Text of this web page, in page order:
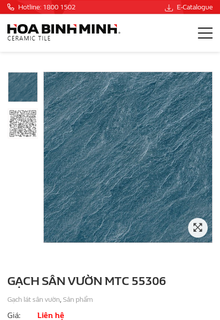
Hotline: 1800 1502 E-Catalogue
GẠCH SÂN VƯỜN MTC 55306
Gạch lát sân vườn, Sản phẩm
Giá: Liên hệ